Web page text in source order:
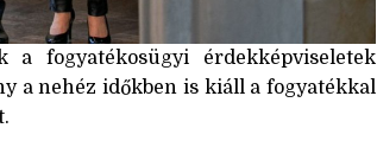
fogyatékosügyi érdekképviseletek
a nehéz időkben is kiáll a fogyatékkal